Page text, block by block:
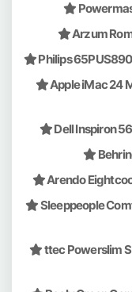
Arzum
Philips
Apple iMac 24
Dell Inspiron
Arendo
Sleeppeople
ttec Powerslim